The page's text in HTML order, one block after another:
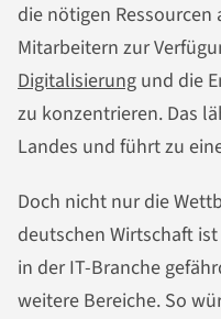
die nötigen
Mitarbeitern zur
Digitalisierung und die
zu konzentrieren. Das
Landes und führt zu
Doch nicht nur die
deutschen Wirtschaft
in der IT-Branche
weitere Bereiche. So